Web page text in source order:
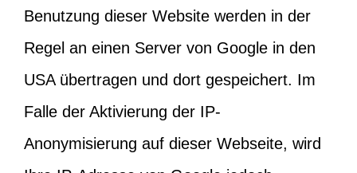
Benutzung dieser Website werden in der
Regel an einen Server von Google in den
USA übertragen und dort gespeichert. Im
Falle der Aktivierung der IP-
Anonymisierung auf dieser Webseite, wird